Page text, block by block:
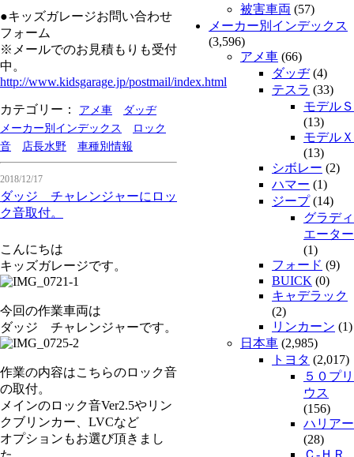
●キッズガレージお問い合わせ
フォーム
※メールでのお見積もりも受付
中。
http://www.kidsgarage.jp/postmail/index.html
カテゴリー： アメ車
ダッヂ
メーカー別インデックス
ロック
音
店長水野 車種別情報
2018/12/17
ダッジ チャレンジャーにロッ
ク音取付。
こんにちは
キッズガレージです。
今回の作業車両は
ダッジ チャレンジャーです。
作業の内容はこちらのロック音
の取付。
メインのロック音Ver2.5やリン
クブリンカー、LVCなど
オプションもお選び頂きまし
被害車両 (57)
メーカー別インデックス
(3,596)
アメ車 (66)
ダッヂ(4)
テスラ (33)
モデルＳ
(13)
モデルＸ
(13)
シボレー (2)
ハマー (1)
ジープ(14)
グラディ
エーター
(1)
フォード (9)
BUICK (0)
キャデラック
(2)
リンカーン (1)
日本車 (2,985)
トヨタ (2,017)
５０プリ
ウス
(156)
ハリアー
(28)
Ｃ-ＨＲ